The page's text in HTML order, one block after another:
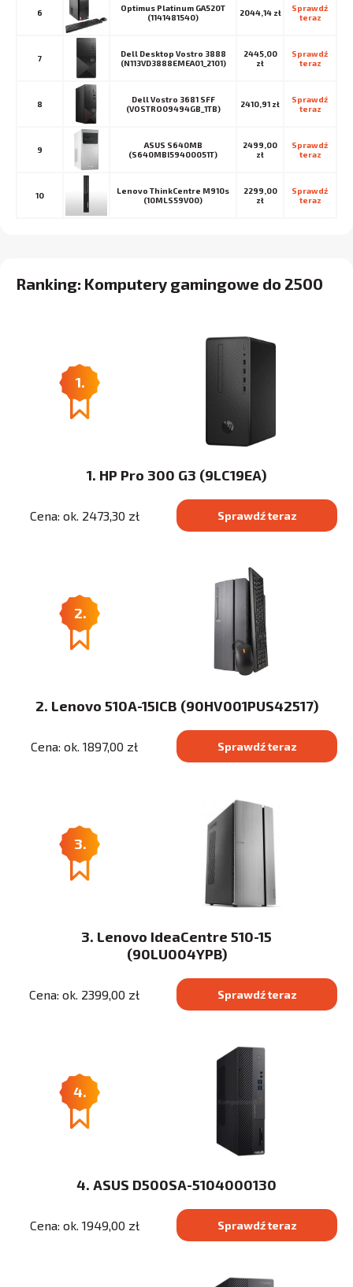
6
Optimus Platinum GA520T
(1141481540)
2044,14 zł
Sprawdź
teraz
7
Dell Desktop Vostro 3888
(N113VD3888EMEA01_2101)
2445,00
zł
Sprawdź
teraz
8
Dell Vostro 3681 SFF
(VOSTRO09494GB_1TB)
2410,91 zł
Sprawdź
teraz
9
ASUS S640MB
(S640MBI59400051T)
2499,00
zł
Sprawdź
teraz
10
Lenovo ThinkCentre M910s
(10MLS59V00)
2299,00
zł
Sprawdź
teraz
Ranking: Komputery gamingowe do 2500
1.
1. HP Pro 300 G3 (9LC19EA)
Cena: ok. 2473,30 zł Sprawdź teraz
2.
2. Lenovo 510A-15ICB (90HV001PUS42517)
Cena: ok. 1897,00 zł Sprawdź teraz
3.
3. Lenovo IdeaCentre 510-15
(90LU004YPB)
Cena: ok. 2399,00 zł Sprawdź teraz
4.
4. ASUS D500SA-5104000130
Cena: ok. 1949,00 zł Sprawdź teraz